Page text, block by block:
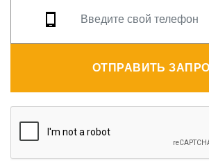
ОТПРАВИТЬ